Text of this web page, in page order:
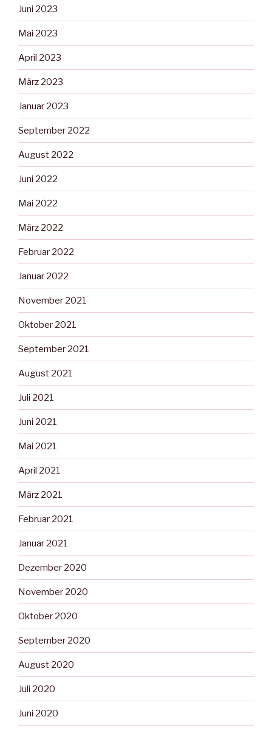
Juni 2023
Mai 2023
April 2023
März 2023
Januar 2023
September 2022
August 2022
Juni 2022
Mai 2022
März 2022
Februar 2022
Januar 2022
November 2021
Oktober 2021
September 2021
August 2021
Juli 2021
Juni 2021
Mai 2021
April 2021
März 2021
Februar 2021
Januar 2021
Dezember 2020
November 2020
Oktober 2020
September 2020
August 2020
Juli 2020
Juni 2020